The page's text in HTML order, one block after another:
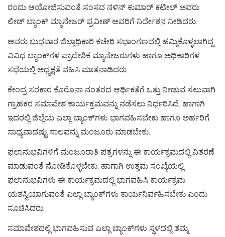
ರಂದು ಆಯೋಜಿಸುವಂತೆ ಸಂಸದ ನಳಿನ್ ಕುಮಾರ್ ಕಟೀಲ್ ಅವರು
ಲೀಡ್ ಬ್ಯಾಂಕ್ ಮ್ಯಾನೇಜರ್ ಪ್ರವೀಣ್ ಅವರಿಗೆ ನಿರ್ದೇಶನ ನೀಡಿದರು.
ಅವರು ಬುಧವಾರ ಜಿಲ್ಲಾಧಿಕಾರಿ ಕಚೇರಿ ಸಭಾಂಗಣದಲ್ಲಿ ಹಮ್ಮಿಕೊಳ್ಳಲಾಗಿದ್ದ
ವಿವಿಧ ಬ್ಯಾಂಕ್‍ಗಳ ಪ್ರಾದೇಶಿಕ ಮ್ಯಾನೇಜರುಗಳು ಹಾಗೂ ಅಧಿಕಾರಿಗಳ
ಸಭೆಯಲ್ಲಿ ಅಧ್ಯಕ್ಷತೆ ವಹಿಸಿ ಮಾತನಾಡಿದರು.
ಕೇಂದ್ರ ಸರಕಾರ ಕೊರೊನಾ ನಂತರದ ಆರ್ಥಿಕತೆಗೆ ಒತ್ತು ನೀಡುವ ಸಲುವಾಗಿ
ಗ್ರಾಹಕರ ಸಮಾವೇಶ ಕಾರ್ಯಕ್ರಮವನ್ನು ನಡೆಸಲು ನಿರ್ಧರಿಸಿದೆ. ಹಾಗಾಗಿ
ಇದರಲ್ಲಿ ಜಿಲ್ಲೆಯ ಎಲ್ಲಾ ಬ್ಯಾಂಕ್‍ಗಳು ಭಾಗವಹಿಸಬೇಕು ಹಾಗೂ ಅರ್ಹರಿಗೆ
ಸಾಧ್ಯವಾದಷ್ಟು ಸಾಲವನ್ನು ಮಂಜೂರು ಮಾಡಬೇಕು.
ಫಲಾನುಭವಿಗಳಿಗೆ ಮಂಜೂರಾತಿ ಪತ್ರಗಳನ್ನು ಈ ಕಾರ್ಯಕ್ರಮದಲ್ಲಿ ವಿತರಣೆ
ಮಾಡುವಂತೆ ನೋಡಿಕೊಳ್ಳಬೇಕು. ಹಾಗಾಗಿ ಉತ್ತಮ ಸಂಖ್ಯೆಯಲ್ಲಿ
ಫಲಾನುಭವಿಗಳು ಈ ಕಾರ್ಯಕ್ರಮದಲ್ಲಿ ಭಾಗವಹಿಸಿ ಕಾರ್ಯಕ್ರಮ
ಯಶಸ್ವಿಯಾಗುವಂತೆ ಎಲ್ಲಾ ಬ್ಯಾಂಕ್‍ಗಳು ಕಾರ್ಯನಿರ್ವಹಿಸಬೇಕು ಎಂದು
ಸೂಚಿಸಿದರು.
ಸಮಾವೇಶದಲ್ಲಿ ಭಾಗವಹಿಸುವ ಎಲ್ಲಾ ಬ್ಯಾಂಕ್‍ಗಳು ಸ್ಥಳದಲ್ಲಿ ತಮ್ಮ